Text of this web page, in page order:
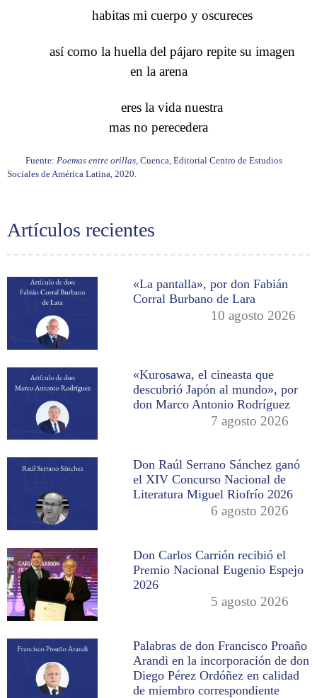
Artículos recientes
«La pantalla», por don Fabián
Corral Burbano de Lara
10 agosto 2026
«Kurosawa, el cineasta que
descubrió Japón al mundo», por
don Marco Antonio Rodríguez
7 agosto 2026
Don Raúl Serrano Sánchez ganó
el XIV Concurso Nacional de
Literatura Miguel Riofrío 2026
6 agosto 2026
Don Carlos Carrión recibió el
Premio Nacional Eugenio Espejo
2026
5 agosto 2026
Palabras de don Francisco Proaño
Arandi en la incorporación de don
Diego Pérez Ordóñez en calidad
de miembro correspondiente
habitas mi cuerpo y oscureces
así como la huella del pájaro repite su imagen
en la arena
eres la vida nuestra
mas no perecedera
Fuente: Poemas entre orillas, Cuenca, Editorial Centro de Estudios
Sociales de América Latina, 2020.